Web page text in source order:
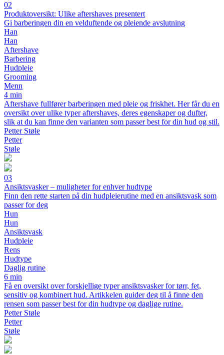
02
Produktoversikt: Ulike aftershaves presentert
Gi barberingen din en velduftende og pleiende avslutning
Han
Han
Aftershave
Barbering
Hudpleie
Grooming
Menn
4 min
Aftershave fullfører barberingen med pleie og friskhet. Her får du en
oversikt over ulike typer aftershaves, deres egenskaper og dufter,
slik at du kan finne den varianten som passer best for din hud og stil.
Petter Støle
Petter
Støle
03
Ansiktsvasker – muligheter for enhver hudtype
Finn den rette starten på din hudpleierutine med en ansiktsvask som
passer for deg
Hun
Hun
Ansiktsvask
Hudpleie
Rens
Hudtype
Daglig rutine
6 min
Få en oversikt over forskjellige typer ansiktsvasker for tørr, fet,
sensitiv og kombinert hud. Artikkelen guider deg til å finne den
rensen som passer best for din hudtype og daglige rutine.
Petter Støle
Petter
Støle